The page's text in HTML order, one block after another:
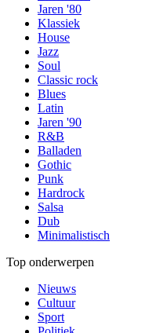
Jaren '80
Klassiek
House
Jazz
Soul
Classic rock
Blues
Latin
Jaren '90
R&B
Balladen
Gothic
Punk
Hardrock
Salsa
Dub
Minimalistisch
Top onderwerpen
Nieuws
Cultuur
Sport